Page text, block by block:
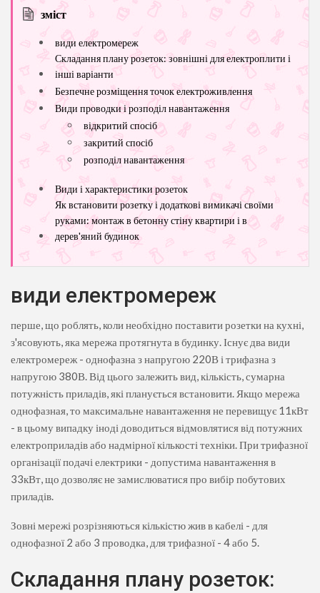
зміст
види електромереж
Складання плану розеток: зовнішні для електроплити і
інші варіанти
Безпечне розміщення точок електроживлення
Види проводки і розподіл навантаження
відкритий спосіб
закритий спосіб
розподіл навантаження
Види і характеристики розеток
Як встановити розетку і додаткові вимикачі своїми
руками: монтаж в бетонну стіну квартири і в
дерев'яний будинок
види електромереж
перше, що роблять, коли необхідно поставити розетки на кухні,
з'ясовують, яка мережа протягнута в будинку. Існує два види
електромереж - однофазна з напругою 220В і трифазна з
напругою 380В. Від цього залежить вид, кількість, сумарна
потужність приладів, які планується встановити. Якщо мережа
однофазная, то максимальне навантаження не перевищує 11кВт
- в цьому випадку іноді доводиться відмовлятися від потужних
електроприладів або надмірної кількості техніки. При трифазної
організації подачі електрики - допустима навантаження в
33кВт, що дозволяє не замислюватися про вибір побутових
приладів.
Зовні мережі розрізняються кількістю жив в кабелі - для
однофазної 2 або 3 проводка, для трифазної - 4 або 5.
Складання плану розеток: